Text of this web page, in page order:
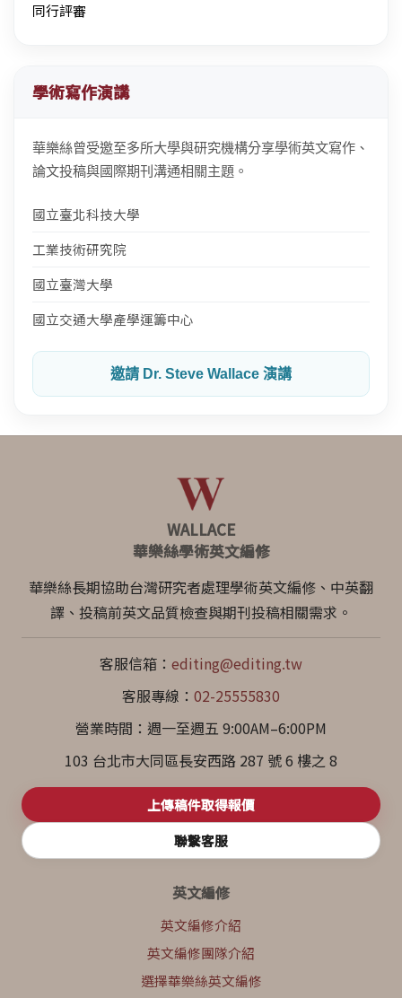
同行評審
學術寫作演講
華樂絲曾受邀至多所大學與研究機構分享學術英文寫作、
論文投稿與國際期刊溝通相關主題。
國立臺北科技大學
工業技術研究院
國立臺灣大學
國立交通大學產學運籌中心
邀請 Dr. Steve Wallace 演講
WALLACE
華樂絲學術英文編修
華樂絲長期協助台灣研究者處理學術英文編修、中英翻
譯、投稿前英文品質檢查與期刊投稿相關需求。
客服信箱： editing@editing.tw
客服專線： 02-25555830
營業時間：週一至週五 9:00AM–6:00PM
103 台北市大同區長安西路 287 號 6 樓之 8
上傳稿件取得報價
聯繫客服
英文編修
英文編修介紹
英文編修團隊介紹
選擇華樂絲英文編修